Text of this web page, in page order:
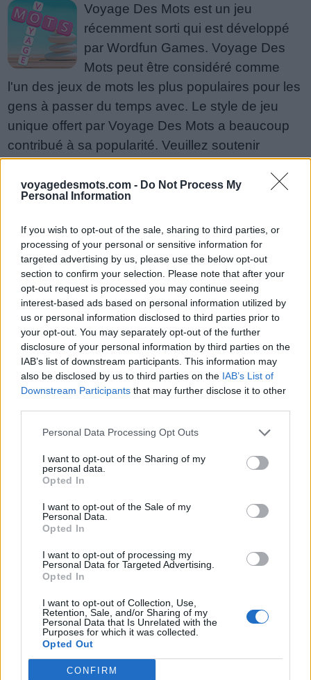
voyagedesmots.com - Do Not Process My
Personal Information
If you wish to opt-out of the sale, sharing to third parties, or
processing of your personal or sensitive information for
targeted advertising by us, please use the below opt-out
section to confirm your selection. Please note that after your
opt-out request is processed you may continue seeing
interest-based ads based on personal information utilized by
us or personal information disclosed to third parties prior to
your opt-out. You may separately opt-out of the further
disclosure of your personal information by third parties on the
IAB’s list of downstream participants. This information may
also be disclosed by us to third parties on the IAB’s List of
Downstream Participants that may further disclose it to other
Personal Data Processing Opt Outs
I want to opt-out of the Sharing of my
personal data.
Opted In
I want to opt-out of the Sale of my
Personal Data.
Opted In
I want to opt-out of processing my
Personal Data for Targeted Advertising.
Opted In
I want to opt-out of Collection, Use,
Retention, Sale, and/or Sharing of my
Personal Data that Is Unrelated with the
Purposes for which it was collected.
Opted Out
CONFIRM
Voyage Des Mots est un jeu
récemment sorti qui est développé
par Wordfun Games. Voyage Des
Mots peut être considéré comme
l'un des jeux de mots les plus populaires pour les
gens à passer du temps avec. Le style de jeu
unique offert par Voyage Des Mots a beaucoup
contribué à sa popularité. Veuillez soutenir
Wordfun Games en tant que développeur du jeu
Voyage Des Mots en partageant et en notant le
jeu avec votre liste d'amis, plus de joueurs
signifie plus de revenus pour le développeur,
alors aidez-le à grandir. Vous n'arrivez toujours
pas à trouver un niveau spécifique ? Laissez un
commentaire ci-dessous et nous serons plus
qu'heureux de vous aider !
Réponses mises à jour : 2018-06-29
Entrez toutes les lettres ou le
numéro de niveau :
Entrez
toutes
numéro
niveau
Recherche
Recherche par mot connu. Entrez un
mot :
Recherche
Entrez